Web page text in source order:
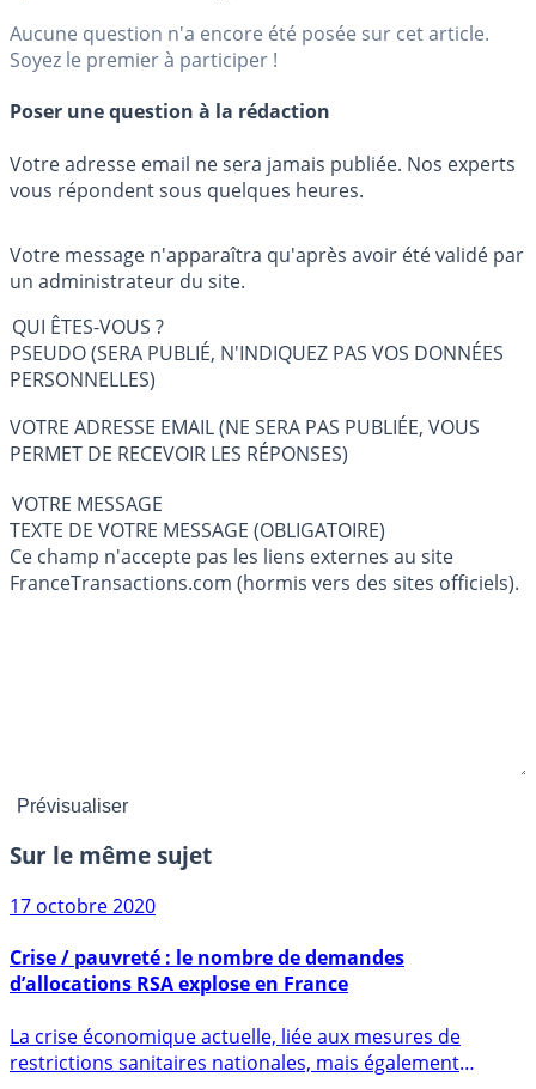
Aucune question n'a encore été posée sur cet article.
Soyez le premier à participer !
Poser une question à la rédaction
Votre adresse email ne sera jamais publiée. Nos experts
vous répondent sous quelques heures.
Votre message n'apparaîtra qu'après avoir été validé par
un administrateur du site.
QUI ÊTES-VOUS ?
PSEUDO (SERA PUBLIÉ, N'INDIQUEZ PAS VOS DONNÉES
PERSONNELLES)
VOTRE ADRESSE EMAIL (NE SERA PAS PUBLIÉE, VOUS
PERMET DE RECEVOIR LES RÉPONSES)
VOTRE MESSAGE
TEXTE DE VOTRE MESSAGE (OBLIGATOIRE)
Ce champ n'accepte pas les liens externes au site
FranceTransactions.com (hormis vers des sites officiels).
Sur le même sujet
17 octobre 2020
d’allocations RSA explose en France